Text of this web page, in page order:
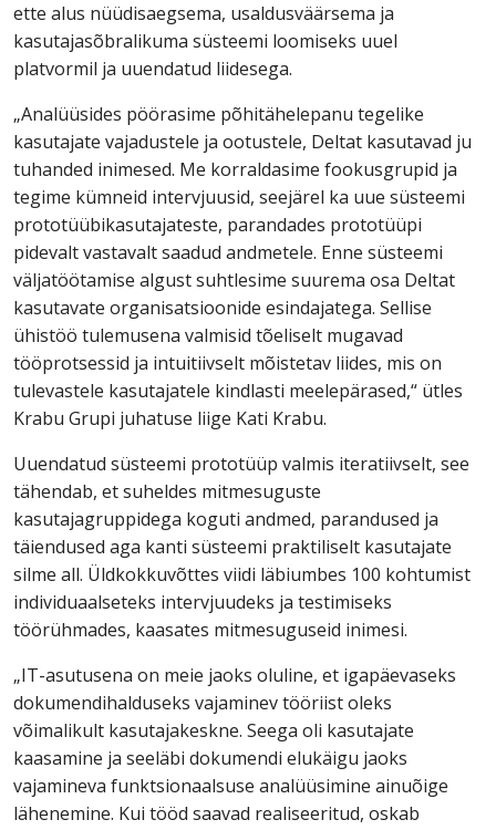
ette alus nüüdisaegsema, usaldusväärsema ja
kasutajasõbralikuma süsteemi loomiseks uuel
platvormil ja uuendatud liidesega.
„Analüüsides pöörasime põhitähelepanu tegelike
kasutajate vajadustele ja ootustele, Deltat kasutavad ju
tuhanded inimesed. Me korraldasime fookusgrupid ja
tegime kümneid intervjuusid, seejärel ka uue süsteemi
prototüübikasutajateste, parandades prototüüpi
pidevalt vastavalt saadud andmetele. Enne süsteemi
väljatöötamise algust suhtlesime suurema osa Deltat
kasutavate organisatsioonide esindajatega. Sellise
ühistöö tulemusena valmisid tõeliselt mugavad
tööprotsessid ja intuitiivselt mõistetav liides, mis on
tulevastele kasutajatele kindlasti meelepärased,“ ütles
Krabu Grupi juhatuse liige Kati Krabu.
Uuendatud süsteemi prototüüp valmis iteratiivselt, see
tähendab, et suheldes mitmesuguste
kasutajagruppidega koguti andmed, parandused ja
täiendused aga kanti süsteemi praktiliselt kasutajate
silme all. Üldkokkuvõttes viidi läbiumbes 100 kohtumist
individuaalseteks intervjuudeks ja testimiseks
töörühmades, kaasates mitmesuguseid inimesi.
„IT-asutusena on meie jaoks oluline, et igapäevaseks
dokumendihalduseks vajaminev tööriist oleks
võimalikult kasutajakeskne. Seega oli kasutajate
kaasamine ja seeläbi dokumendi elukäigu jaoks
vajamineva funktsionaalsuse analüüsimine ainuõige
lähenemine. Kui tööd saavad realiseeritud, oskab